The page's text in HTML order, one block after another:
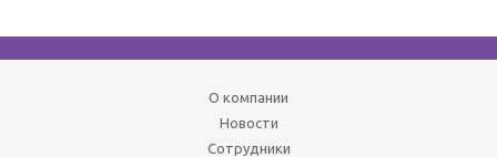
О компании
Новости
Сотрудники